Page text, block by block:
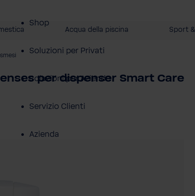
Shop
Soluzioni per Privati
Soluzioni per Aziende
Servizio Clienti
Azienda
Acqua della piscina Sport
per dispenser Smart Care